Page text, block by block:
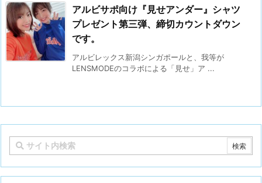
アルビサポ向け『見せアンダー』シャツ
プレゼント第三弾、締切カウントダウン
です。
アルビレックス新潟シンガポールと、我等が
LENSMODEのコラボによる「見せ」ア ...